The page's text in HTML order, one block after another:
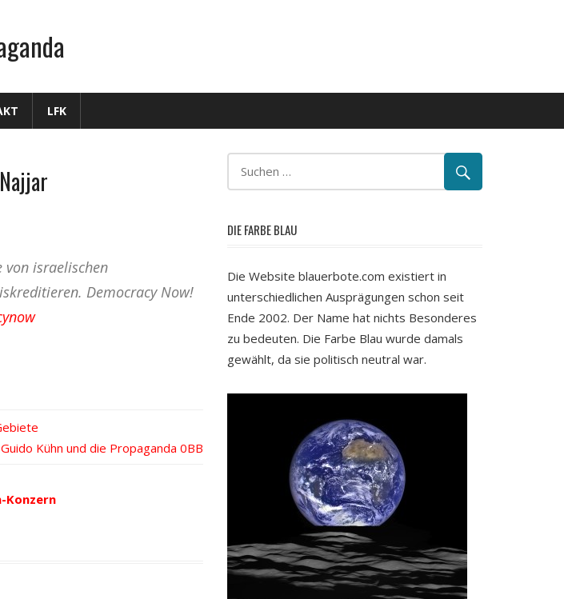
LFK
von israelischen
Democracy Now!
Kühn und die Propaganda
Konzern
DIE FARBE BLAU
Die Website blauerbote.com existiert in
unterschiedlichen Ausprägungen schon seit
Ende 2002. Der Name hat nichts Besonderes
zu bedeuten. Die Farbe Blau wurde damals
gewählt, da sie politisch neutral war.